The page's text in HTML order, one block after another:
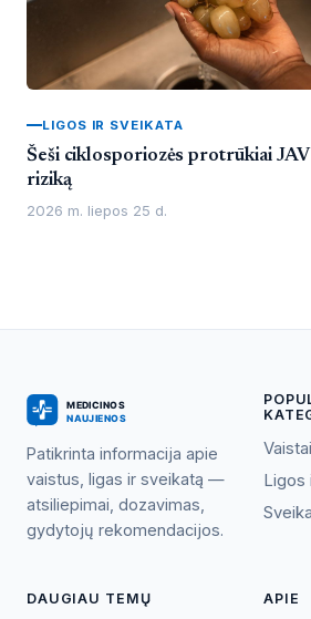
LIGOS IR SVEIKATA
Šeši ciklosporiozės protrūkiai
riziką
2026 m. liepos 25 d.
Patikrinta informacija apie
vaistus, ligas ir sveikatą —
atsiliepimai, dozavimas,
gydytojų rekomendacijos.
Vaistai
Ligos
DAUGIAU TEMŲ APIE